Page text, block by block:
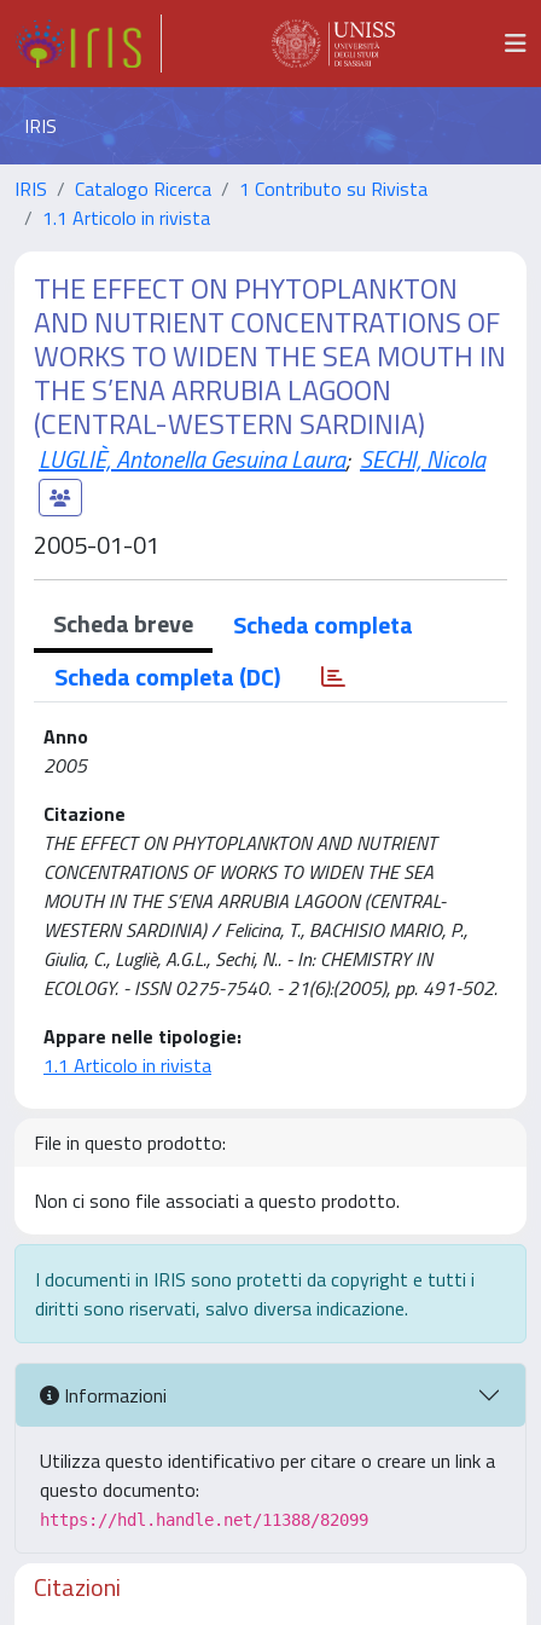
IRIS
IRIS Catalogo Ricerca
1 Contributo su Rivista
1.1 Articolo in rivista
THE EFFECT ON PHYTOPLANKTON
AND NUTRIENT CONCENTRATIONS OF
WORKS TO WIDEN THE SEA MOUTH IN
THE S’ENA ARRUBIA LAGOON
(CENTRAL-WESTERN SARDINIA)
LUGLIÈ, Antonella Gesuina Laura; SECHI, Nicola
2005-01-01
Scheda breve
Scheda completa
Scheda completa (DC)
Anno
2005
Citazione
THE EFFECT ON PHYTOPLANKTON AND NUTRIENT
CONCENTRATIONS OF WORKS TO WIDEN THE SEA
MOUTH IN THE S’ENA ARRUBIA LAGOON (CENTRAL-
WESTERN SARDINIA) / Felicina, T., BACHISIO MARIO, P.,
Giulia, C., Lugliè, A.G.L., Sechi, N.. - In: CHEMISTRY IN
ECOLOGY. - ISSN 0275-7540. - 21(6):(2005), pp. 491-502.
Appare nelle tipologie:
1.1 Articolo in rivista
File in questo prodotto:
Non ci sono file associati a questo prodotto.
I documenti in IRIS sono protetti da copyright e tutti i
diritti sono riservati, salvo diversa indicazione.
Informazioni
Utilizza questo identificativo per citare o creare un link a
questo documento:
https://hdl.handle.net/11388/82099
Citazioni